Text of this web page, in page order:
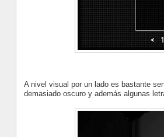
A nivel visual por un lado es bastante
demasiado oscuro y además algunas